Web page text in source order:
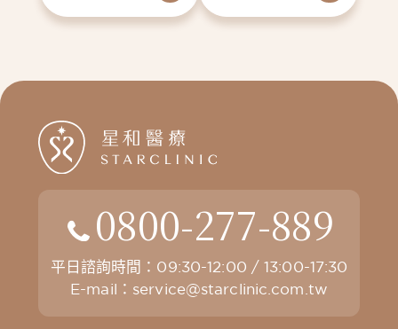
0800-277-889
平日諮詢時間：09:30-12:00 / 13:00-17:30
E-mail： service@starclinic.com.tw